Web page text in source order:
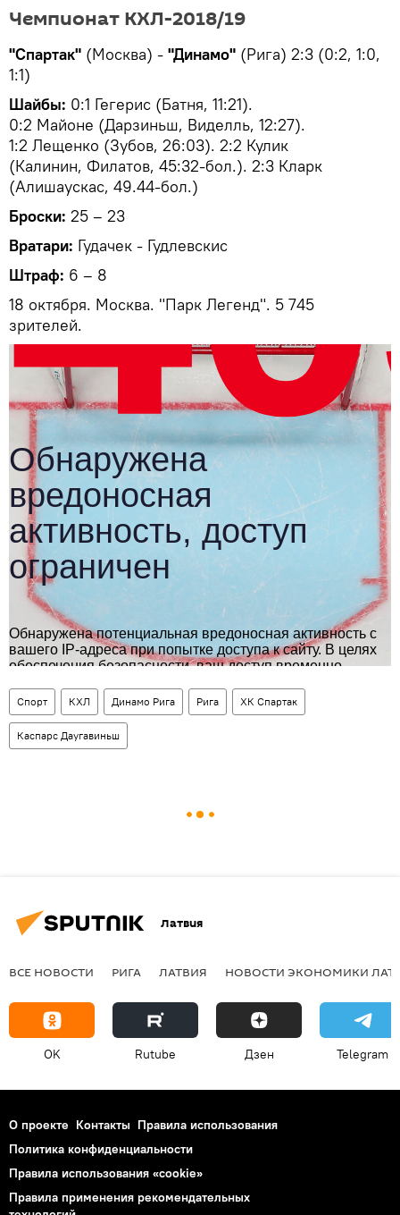
Чемпионат КХЛ-2018/19
"Спартак" (Москва) - "Динамо" (Рига) 2:3 (0:2, 1:0,
1:1)
Шайбы: 0:1 Гегерис (Батня, 11:21).
0:2 Майоне (Дарзиньш, Виделль, 12:27).
1:2 Лещенко (Зубов, 26:03). 2:2 Кулик
(Калинин, Филатов, 45:32-бол.). 2:3 Кларк
(Алишаускас, 49.44-бол.)
Броски: 25 – 23
Вратари: Гудачек - Гудлевскис
Штраф: 6 – 8
18 октября. Москва. "Парк Легенд". 5 745
зрителей.
Спорт КХЛ Динамо Рига Рига ХК Спартак
Каспарс Даугавиньш
Латвия
ВСЕ НОВОСТИ РИГА ЛАТВИЯ НОВОСТИ ЭКОНОМИКИ
OK Rutube Дзен Telegram
О проекте Контакты Правила использования
Политика конфиденциальности
Правила использования «cookie»
Правила применения рекомендательных